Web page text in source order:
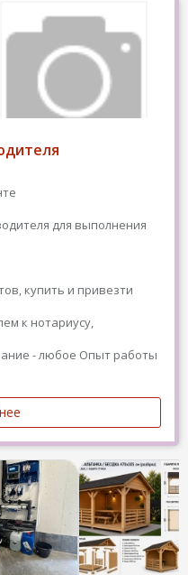
для выполнения
купить и привезти
к нотариусу,
- любое Опыт работы